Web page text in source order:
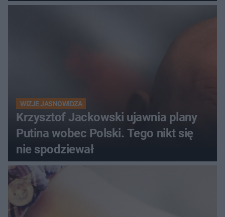
WIZJE JASNOWIDZA
Krzysztof Jackowski ujawnia plany
Putina wobec Polski. Tego nikt się
nie spodziewał